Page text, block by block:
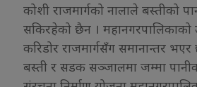
कोशी राजमार्गको नालाले बस्तीको
सकिरहेको छैन । महानगरपालिकाको
करिडोर राजमार्गसँग समानान्तर
बस्ती र सडक सञ्जालमा जम्मा